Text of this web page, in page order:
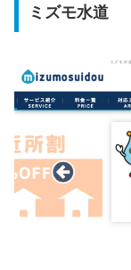
ミズモ水道